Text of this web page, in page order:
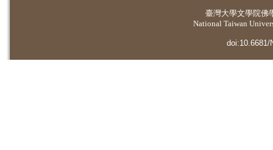
臺灣大學文學院佛
National Taiwan
doi:10.6681/